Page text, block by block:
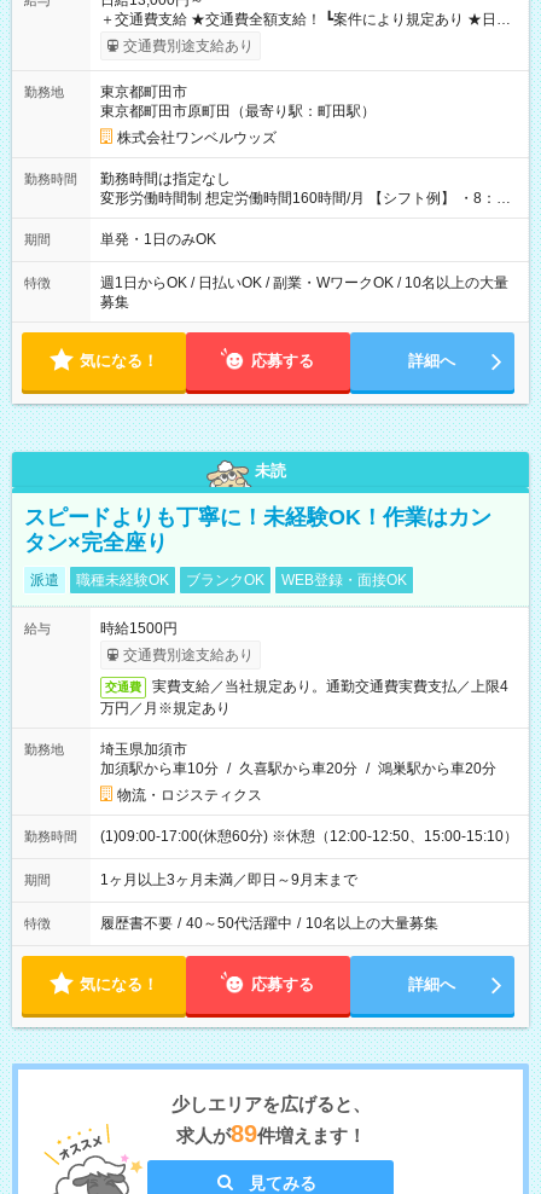
＋交通費支給 ★交通費全額支給！ ┗案件により規定あり ★日払
いOK！（規定あり） ┗働いたその日に現金GET♪ お仕事後はコ
ンビニATMから 日払い分を引き落とせます！ 【試用期間】試
交通費別途支給あり
勤務地
東京都町田市
東京都町田市原町田（最寄り駅：町田駅）
株式会社ワンベルウッズ
勤務時間
勤務時間は指定なし
変形労働時間制 想定労働時間160時間/月 【シフト例】 ・8：00
～21：00
期間 単発・1日のみOK
特徴
週1日からOK / 日払いOK / 副業・WワークOK / 10名以上の大量
募集
気になる！ 応募する 詳細へ
未読
スピードよりも丁寧に！未経験OK！作業はカン
タン×完全座り
派遣 職種未経験OK ブランクOK WEB登録・面接OK
給与
時給1500円
交通費別途支給あり
交通費
実費支給／当社規定あり。通勤交通費実費支払／上限4
万円／月※規定あり
勤務地
埼玉県加須市
加須駅から車10分 / 久喜駅から車20分 / 鴻巣駅から車20分
物流・ロジスティクス
勤務時間 (1)09:00-17:00(休憩60分) ※休憩（12:00-12:50、15:00-15:10）
期間 1ヶ月以上3ヶ月未満／即日～9月末まで
特徴 履歴書不要 / 40～50代活躍中 / 10名以上の大量募集
気になる！ 応募する 詳細へ
少しエリアを広げると、
求人が89件増えます！
見てみる